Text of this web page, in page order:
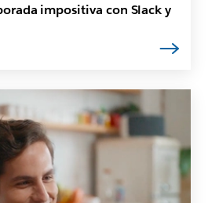
impositiva con Slack y